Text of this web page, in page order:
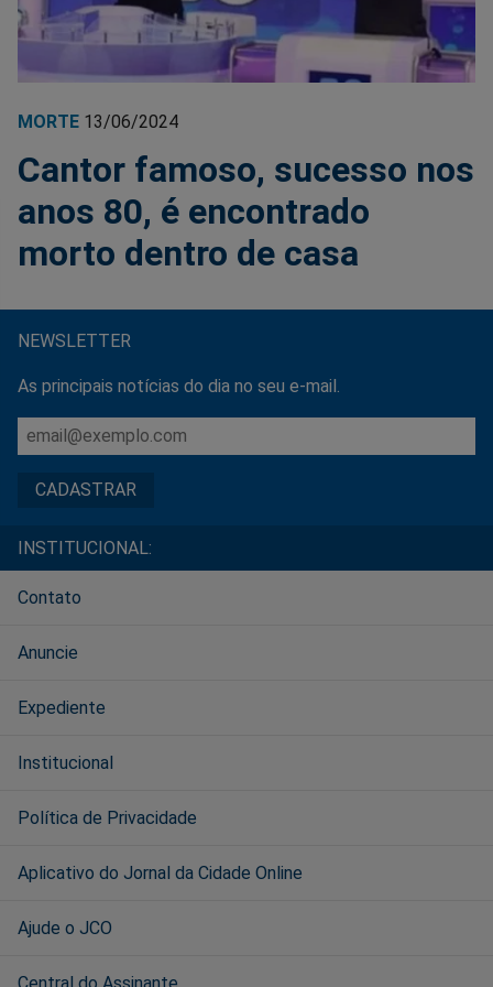
MORTE 13/06/2024
Cantor famoso, sucesso nos
anos 80, é encontrado
morto dentro de casa
NEWSLETTER
As principais notícias do dia no seu e-mail.
INSTITUCIONAL:
Contato
Anuncie
Expediente
Institucional
Política de Privacidade
Aplicativo do Jornal da Cidade Online
Ajude o JCO
Central do Assinante